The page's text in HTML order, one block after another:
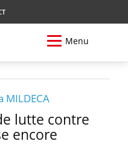
Menu
MILDECA
lutte contre
encore